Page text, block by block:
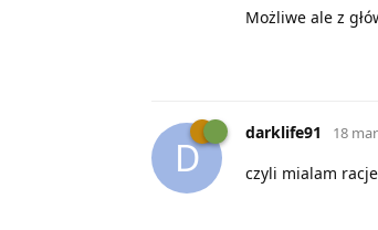
Możliwe ale z
D
darklife91 18
czyli mialam